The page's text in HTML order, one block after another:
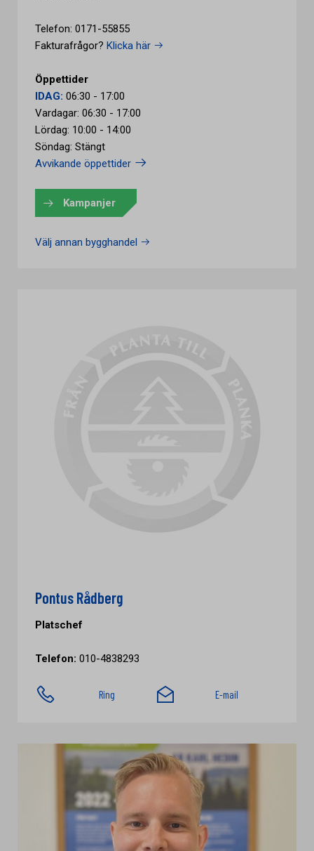
Telefon: 0171-55855
Fakturafrågor? Klicka här
Öppettider
IDAG: 06:30 - 17:00
Vardagar: 06:30 - 17:00
Lördag: 10:00 - 14:00
Söndag: Stängt
Avvikande öppettider
Kampanjer
Välj annan bygghandel
Pontus Rådberg
Platschef
Telefon: 010-4838293
Ring E-mail